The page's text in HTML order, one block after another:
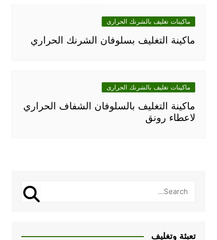
ماكينات تغليف بالشرنك الحرارى
ماكينة التغليف بسلوفان الشرنك الحراري
ماكينات تغليف بالشرنك الحرارى
ماكينة التغليف بالسلوفان الشفاف الحراري
لاعطاء رونق
تعبئة وتغليف